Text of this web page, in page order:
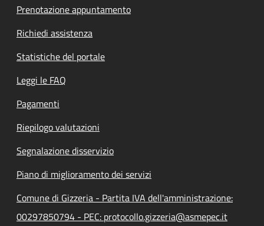
Prenotazione appuntamento
Richiedi assistenza
Statistiche del portale
Leggi le FAQ
Pagamenti
Riepilogo valutazioni
Segnalazione disservizio
Piano di miglioramento dei servizi
Comune di Gizzeria - Partita IVA dell'amministrazione:
00297850794 - PEC: protocollo.gizzeria@asmepec.it